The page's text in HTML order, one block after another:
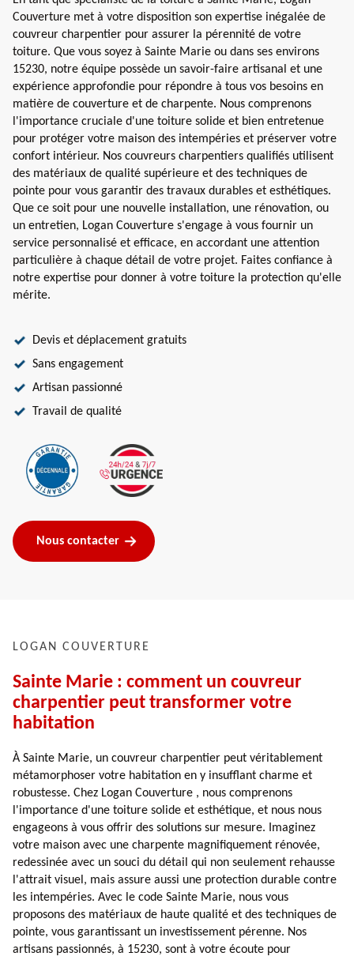
Couverture met à votre disposition son expertise inégalée de
couvreur charpentier pour assurer la pérennité de votre
toiture. Que vous soyez à Sainte Marie ou dans ses environs
15230, notre équipe possède un savoir-faire artisanal et une
expérience approfondie pour répondre à tous vos besoins en
matière de couverture et de charpente. Nous comprenons
l'importance cruciale d'une toiture solide et bien entretenue
pour protéger votre maison des intempéries et préserver votre
confort intérieur. Nos couvreurs charpentiers qualifiés utilisent
des matériaux de qualité supérieure et des techniques de
pointe pour vous garantir des travaux durables et esthétiques.
Que ce soit pour une nouvelle installation, une rénovation, ou
un entretien, Logan Couverture s'engage à vous fournir un
service personnalisé et efficace, en accordant une attention
particulière à chaque détail de votre projet. Faites confiance à
notre expertise pour donner à votre toiture la protection qu'elle
mérite.
Devis et déplacement gratuits
Sans engagement
Artisan passionné
Travail de qualité
Nous contacter
LOGAN COUVERTURE
Sainte Marie : comment un couvreur
charpentier peut transformer votre
habitation
À Sainte Marie, un couvreur charpentier peut véritablement
métamorphoser votre habitation en y insufflant charme et
robustesse. Chez Logan Couverture , nous comprenons
l'importance d'une toiture solide et esthétique, et nous nous
engageons à vous offrir des solutions sur mesure. Imaginez
votre maison avec une charpente magnifiquement rénovée,
redessinée avec un souci du détail qui non seulement rehausse
l'attrait visuel, mais assure aussi une protection durable contre
les intempéries. Avec le code Sainte Marie, nous vous
proposons des matériaux de haute qualité et des techniques de
pointe, vous garantissant un investissement pérenne. Nos
artisans passionnés, à 15230, sont à votre écoute pour